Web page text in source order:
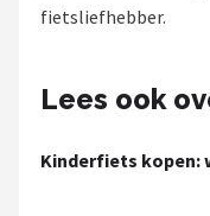
Volare
fietsliefhebber.
Lees ook
Kinderfiets kopen: